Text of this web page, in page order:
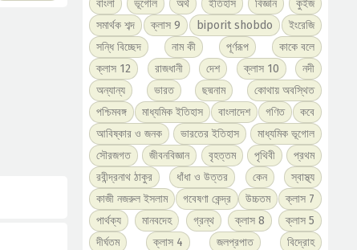
বাংলা ভূগোল অর্থ ইতিহাস বিজ্ঞান
কুইজ
সমার্থক শব্দ
ক্লাস 9 biporit shobdo
ইংরেজি
সন্ধি বিচ্ছেদ
নাম কী পূর্ণরূপ
কাকে বলে
ক্লাস 12
রাজধানী দেশ ক্লাস 10
নদী
অন্যান্য
ভারত ছদ্মনাম
কোথায় অবস্থিত
পশ্চিমবঙ্গ
মাধ্যমিক ইতিহাস বাংলাদেশ গণিত
কবে
আবিষ্কার ও জনক
ভারতের ইতিহাস
মাধ্যমিক ভূগোল
সৌরজগত
জীবনবিজ্ঞান বৃহত্তম পৃথিবী
প্রথম
রবীন্দ্রনাথ ঠাকুর
ধাঁধা ও উত্তর কেন
স্বাস্থ্য
কাজী নজরুল ইসলাম
গবেষণা কেন্দ্র উচ্চতম
ক্লাস 7
পার্থক্য
মানবদেহ গ্রন্থ ক্লাস 8
ক্লাস 5
দীর্ঘতম
ক্লাস 4 জলপ্রপাত
বিদ্রোহ